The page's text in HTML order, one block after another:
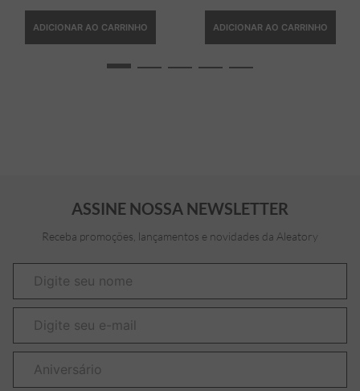
ADICIONAR AO CARRINHO ADICIONAR AO CARRINHO
ASSINE NOSSA NEWSLETTER
Receba promoções, lançamentos e novidades da Aleatory